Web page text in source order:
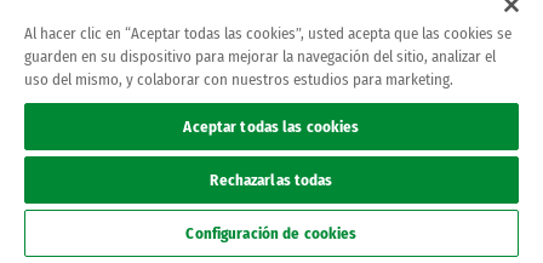
SIGUE ABIERTO EL PLAZO PARA LA SOLICITUD DE PLACAS 30/01/2020
Los familiares de los socios fallecidos a partir de 2007
deben dirigirse a la Oficina de Atención al Bético para
tramitar la petición
Al hacer clic en “Aceptar todas las cookies”, usted acepta que las cookies se
guarden en su dispositivo para mejorar la navegación del sitio, analizar el
uso del mismo, y colaborar con nuestros estudios para marketing.
Aceptar todas las cookies
Rechazarlas todas
Configuración de cookies